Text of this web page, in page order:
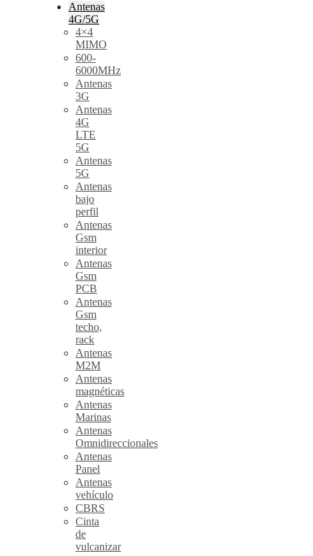
Antenas
4G/5G
4×4
MIMO
600-
6000MHz
Antenas
3G
Antenas
4G
LTE
5G
Antenas
5G
Antenas
bajo
perfil
Antenas
Gsm
interior
Antenas
Gsm
PCB
Antenas
Gsm
techo,
rack
Antenas
M2M
Antenas
magnéticas
Antenas
Marinas
Antenas
Omnidireccionales
Antenas
Panel
Antenas
vehículo
CBRS
Cinta
de
vulcanizar